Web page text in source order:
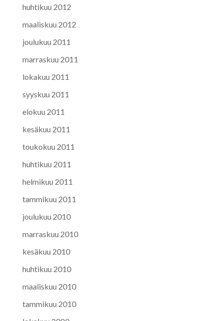
huhtikuu 2012
maaliskuu 2012
joulukuu 2011
marraskuu 2011
lokakuu 2011
syyskuu 2011
elokuu 2011
kesäkuu 2011
toukokuu 2011
huhtikuu 2011
helmikuu 2011
tammikuu 2011
joulukuu 2010
marraskuu 2010
kesäkuu 2010
huhtikuu 2010
maaliskuu 2010
tammikuu 2010